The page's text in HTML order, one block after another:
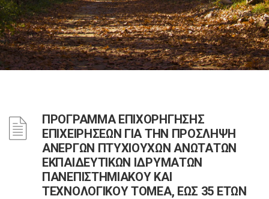
ΠΡΟΓΡΑΜΜΑ ΕΠΙΧΟΡΗΓΗΣΗΣ
ΕΠΙΧΕΙΡΗΣΕΩΝ ΓΙΑ ΤΗΝ ΠΡΟΣΛΗΨΗ
ΑΝΕΡΓΩΝ ΠΤΥΧΙΟΥΧΩΝ ΑΝΩΤΑΤΩΝ
ΕΚΠΑΙΔΕΥΤΙΚΩΝ ΙΔΡΥΜΑΤΩΝ
ΠΑΝΕΠΙΣΤΗΜΙΑΚΟΥ ΚΑΙ
ΤΕΧΝΟΛΟΓΙΚΟΥ ΤΟΜΕΑ, ΕΩΣ 35 ΕΤΩΝ